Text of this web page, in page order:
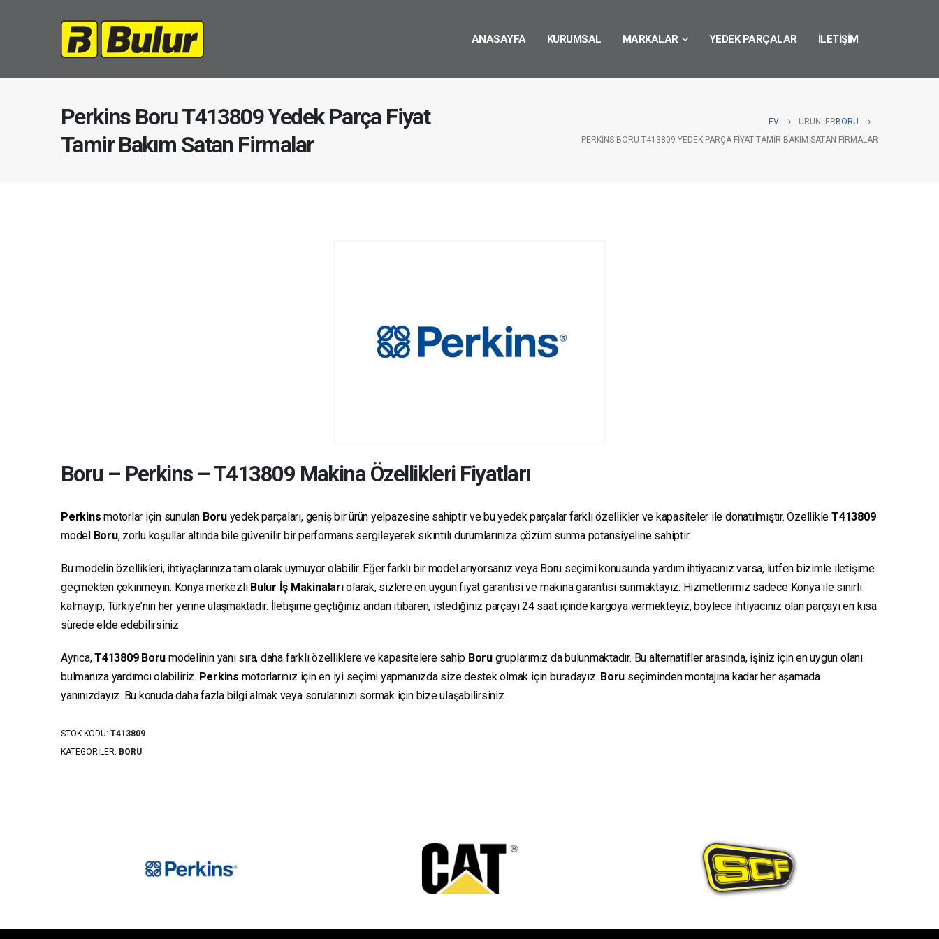
ANASAYFA KURUMSAL MARKALAR YEDEK PARÇALAR İLETIŞIM
Perkins Boru T413809 Yedek Parça Fiyat
Tamir Bakım Satan Firmalar
EV ÜRÜNLER BORU
PERKINS BORU T413809 YEDEK PARÇA FIYAT TAMIR BAKIM SATAN FIRMALAR
Boru – Perkins–T413809 Makina Özellikleri Fiyatları
Perkins motorlar için sunulan Boruyedek parçaları, geniş bir ürün yelpazesine sahiptir ve bu yedek parçalar farklı özellikler ve kapasiteler ile donatılmıştır. Özellikle T413809
model Boru, zorlu koşullar altında bile güvenilir bir performans sergileyerek sıkıntılı durumlarınıza çözüm sunma potansiyeline sahiptir.
Bu modelin özellikleri, ihtiyaçlarınıza tam olarak uymuyor olabilir. Eğer farklı bir model arıyorsanız veya Boru seçimi konusunda yardım ihtiyacınız varsa, lütfen bizimle iletişime
geçmekten çekinmeyin. Konya merkezli Bulur İş Makinalarıolarak, sizlere en uygun fiyat garantisi ve makina garantisi sunmaktayız. Hizmetlerimiz sadece Konya ile sınırlı
kalmayıp, Türkiye’nin her yerine ulaşmaktadır. İletişime geçtiğiniz andan itibaren, istediğiniz parçayı 24 saat içinde kargoya vermekteyiz, böylece ihtiyacınız olan parçayı en kısa
sürede elde edebilirsiniz.
Ayrıca,T413809 Boru modelinin yanı sıra, daha farklı özelliklere ve kapasitelere sahip Borugruplarımız da bulunmaktadır. Bu alternatifler arasında, işiniz için en uygun olanı
bulmanıza yardımcı olabiliriz. Perkins motorlarınız için en iyi seçimi yapmanızda size destek olmak için buradayız. Boru seçiminden montajına kadar her aşamada
yanınızdayız. Bu konuda daha fazla bilgi almak veya sorularınızı sormak için bize ulaşabilirsiniz.
STOK KODU: T413809
KATEGORILER: BORU